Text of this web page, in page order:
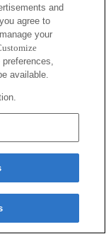
Copyright 2026 Sony Corporation
and
agree to
your
available.